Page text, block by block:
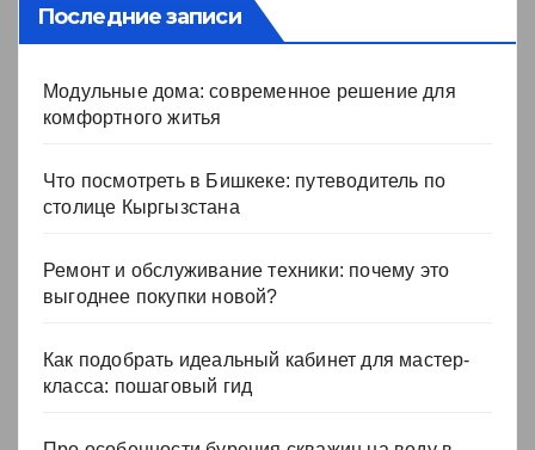
Последние записи
Модульные дома: современное решение для
комфортного житья
Что посмотреть в Бишкеке: путеводитель по
столице Кыргызстана
Ремонт и обслуживание техники: почему это
выгоднее покупки новой?
Как подобрать идеальный кабинет для мастер-
класса: пошаговый гид